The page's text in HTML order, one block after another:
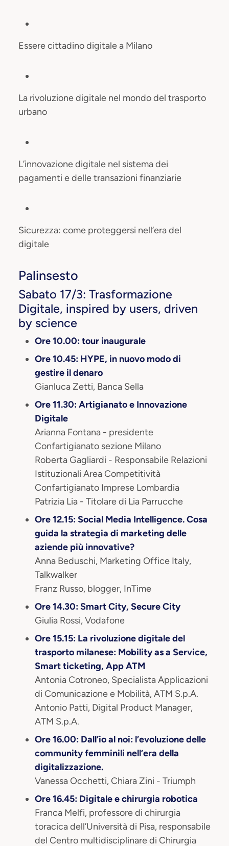
Essere cittadino digitale a Milano
La rivoluzione digitale nel mondo del trasporto
urbano
L’innovazione digitale nel sistema dei
pagamenti e delle transazioni finanziarie
Sicurezza: come proteggersi nell’era del
digitale
Palinsesto
Sabato 17/3: Trasformazione
Digitale, inspired by users, driven
by science
Ore 10.00: tour inaugurale
Ore 10.45: HYPE, in nuovo modo di
gestire il denaro
Gianluca Zetti, Banca Sella
Ore 11.30: Artigianato e Innovazione
Digitale
Arianna Fontana - presidente
Confartigianato sezione Milano
Roberta Gagliardi - Responsabile Relazioni
Istituzionali Area Competitività
Confartigianato Imprese Lombardia
Patrizia Lia - Titolare di Lia Parrucche
Ore 12.15: Social Media Intelligence. Cosa
guida la strategia di marketing delle
aziende più innovative?
Anna Beduschi, Marketing Office Italy,
Talkwalker
Franz Russo, blogger, InTime
Ore 14.30: Smart City, Secure City
Giulia Rossi, Vodafone
Ore 15.15: La rivoluzione digitale del
trasporto milanese: Mobility as a Service,
Smart ticketing, App ATM
Antonia Cotroneo, Specialista Applicazioni
di Comunicazione e Mobilità, ATM S.p.A.
Antonio Patti, Digital Product Manager,
ATM S.p.A.
Ore 16.00: Dall’io al noi: l’evoluzione delle
community femminili nell’era della
digitalizzazione.
Vanessa Occhetti, Chiara Zini - Triumph
Ore 16.45: Digitale e chirurgia robotica
Franca Melfi, professore di chirurgia
toracica dell’Università di Pisa, responsabile
del Centro multidisciplinare di Chirurgia